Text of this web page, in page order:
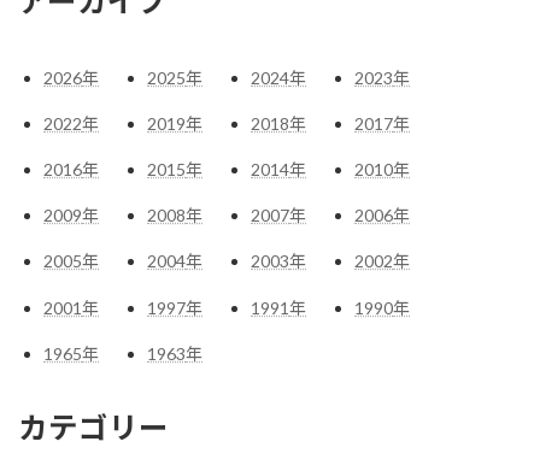
2026年 2025年 2024年 2023年
2022年 2019年 2018年 2017年
2016年 2015年 2014年 2010年
2009年 2008年 2007年 2006年
2005年 2004年 2003年 2002年
2001年 1997年 1991年 1990年
1965年 1963年
カテゴリー